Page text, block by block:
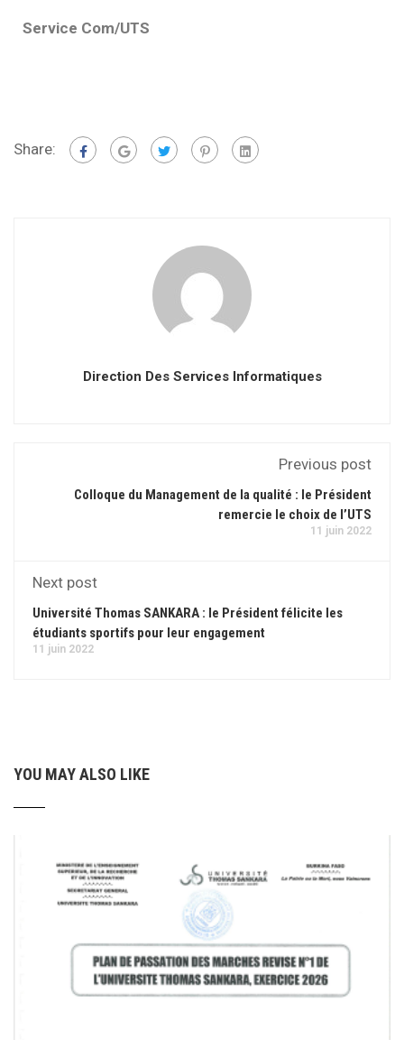
Service Com/UTS
Share:
Direction Des Services Informatiques
Previous post
Colloque du Management de la qualité : le Président
remercie le choix de l’UTS
11 juin 2022
Next post
Université Thomas SANKARA : le Président félicite les
étudiants sportifs pour leur engagement
11 juin 2022
YOU MAY ALSO LIKE